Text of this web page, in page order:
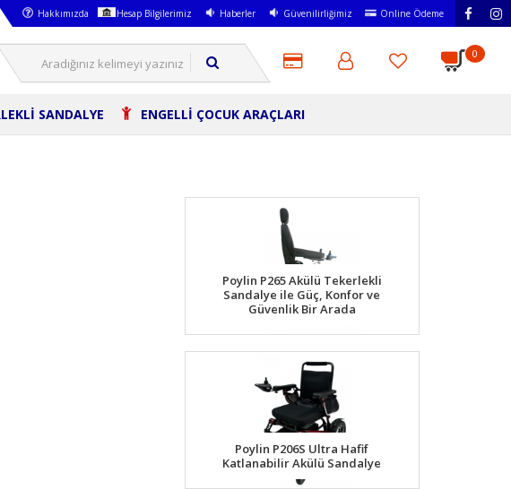
Hakkımızda Hesap Bilgilerimiz Haberler Güvenilirliğimiz Online Ödeme
0
SANDALYE ENGELLİ ÇOCUK ARAÇLARI
Poylin P265 Akülü Tekerlekli
Sandalye ile Güç, Konfor ve
Güvenlik Bir Arada
Poylin P206S Ultra Hafif
Katlanabilir Akülü Sandalye